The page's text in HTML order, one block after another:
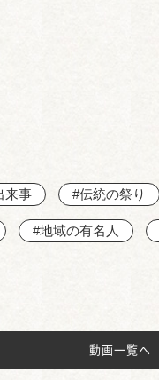
来事 #伝統の祭り
#地域の有名人
動画一覧へ